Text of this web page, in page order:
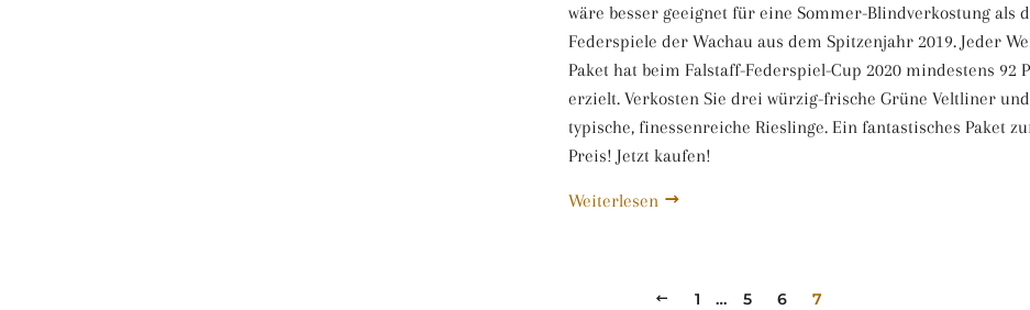
wäre besser geeignet für eine Sommer-Blindverkostung als
Federspiele der Wachau aus dem Spitzenjahr 2019. Jeder
Paket hat beim Falstaff-Federspiel-Cup 2020 mindestens 92
erzielt. Verkosten Sie drei würzig-frische Grüne Veltliner
typische, finessenreiche Rieslinge. Ein fantastisches Paket
Preis! Jetzt kaufen!
Weiterlesen
ZURÜCK
1 … 5 6 7